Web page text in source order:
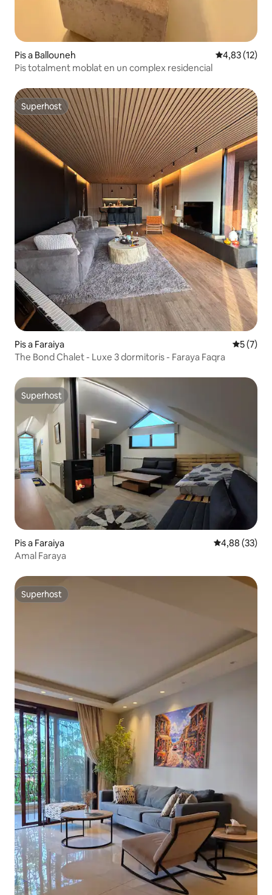
Pis a Ballouneh 4,83 de
4,83 (12)
Pis totalment moblat en un complex residencial
Superhost
Superhost
Pis a Faraiya 5 de
5 (7)
The Bond Chalet - Luxe 3 dormitoris - Faraya Faqra
Superhost
Superhost
Pis a Faraiya 4,88 de
4,88 (33)
Amal Faraya
Superhost
Superhost